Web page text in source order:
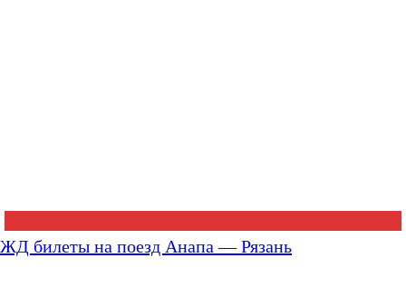
ЖД билеты на поезд Анапа — Рязань